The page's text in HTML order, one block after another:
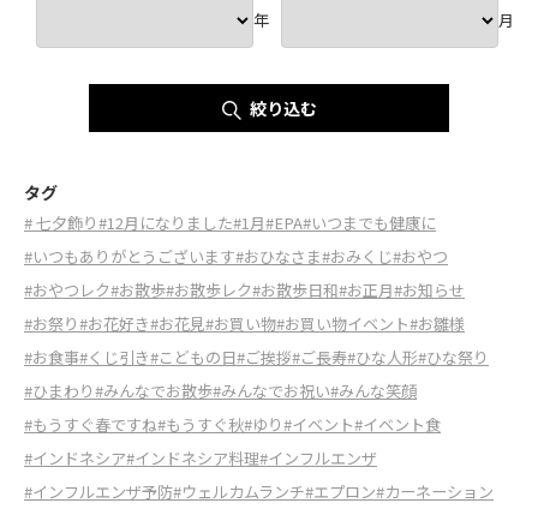
年 月
絞り込む
タグ
# 七夕飾り#12月になりました#1月#EPA#いつまでも健康に
#いつもありがとうございます#おひなさま#おみくじ#おやつ
#おやつレク#お散歩#お散歩レク#お散歩日和#お正月#お知らせ
#お祭り#お花好き#お花見#お買い物#お買い物イベント#お雛様
#お食事#くじ引き#こどもの日#ご挨拶#ご長寿#ひな人形#ひな祭り
#ひまわり#みんなでお散歩#みんなでお祝い#みんな笑顔
#もうすぐ春ですね#もうすぐ秋#ゆり#イベント#イベント食
#インドネシア#インドネシア料理#インフルエンザ
#インフルエンザ予防#ウェルカムランチ#エプロン#カーネーション